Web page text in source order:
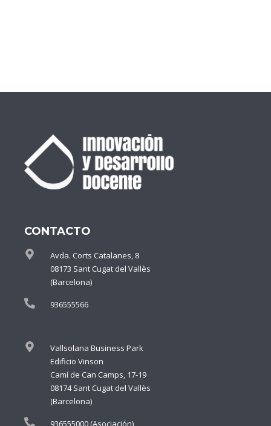
CONTACTO
Avda. Corts Catalanes, 8
08173 Sant Cugat del Vallès
(Barcelona)
936555566
Vallsolana Business Park
Edificio Vinson
Camí de Can Camps, 17-19
08174 Sant Cugat del Vallès
(Barcelona)
936555000 (Asociación)